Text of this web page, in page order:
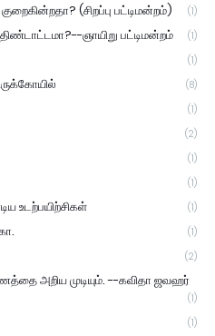
(சிறப்பு பட்டிமன்றம்) (1)
ஞாயிறு பட்டிமன்றம் (1)
(1)
(8)
(1)
(2)
(1)
(1)
உடற்பயிற்சிகள் (1)
(1)
(2)
அறிய முடியும். --கவிதா ஜவஹர்
(1)
(1)